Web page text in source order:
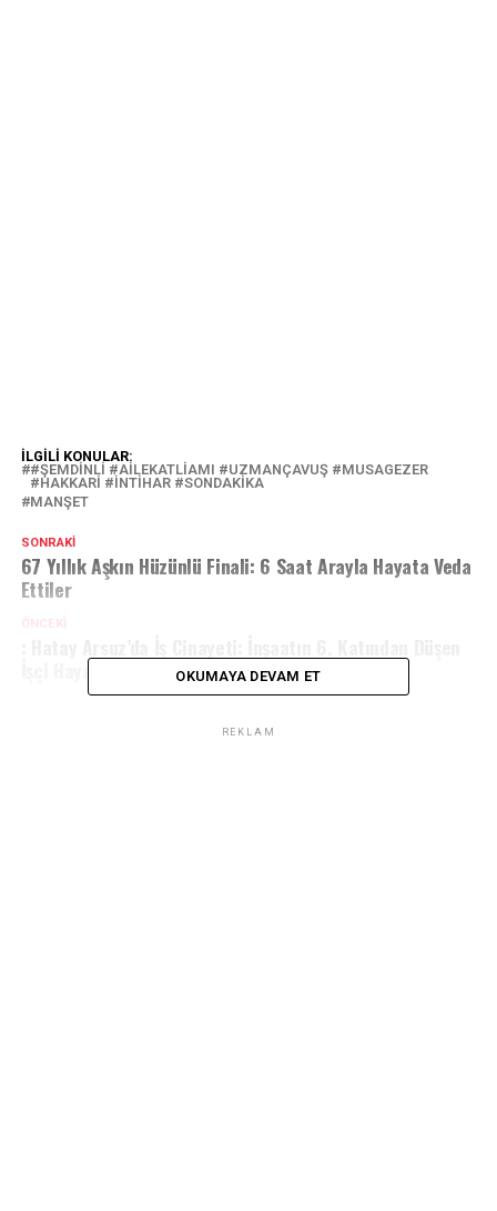
İLGILI KONULAR:
#ŞEMDINLI #AILEKATLIAMI #UZMANÇAVUŞ #MUSAGEZER
#HAKKARI #İNTIHAR #SONDAKIKA
MANŞET
SONRAKI
67 Yıllık Aşkın Hüzünlü Finali: 6 Saat Arayla Hayata Veda
Ettiler
ÖNCEKI
İşçi Hayatını KaybettiOKUMAYA DEVAM ET
REKLAM